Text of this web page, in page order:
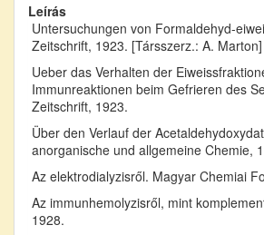
Leírás
Untersuchungen von Formaldehyd-
Zeitschrift, 1923. [Társszerz.: A. Marton]
Ueber das Verhalten der
Immunreaktionen beim Gefrieren des
Zeitschrift, 1923.
Über den Verlauf der
anorganische und allgemeine Chemie,
Az elektrodialyzisről. Magyar Chemiai
Az immunhemolyzisről, mint
1928.